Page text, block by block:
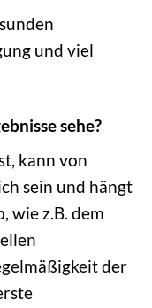
und viel
sehe?
kann von
sein und hängt
wie z.B. dem
der